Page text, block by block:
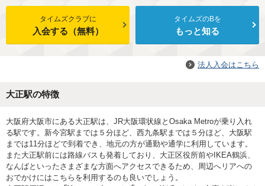
タイムズクラブに
入会する（無料）
タイムズのBを
もっと知る
法人入会はこちら
大正駅の特徴
大阪府大阪市にある大正駅は、JR大阪環状線とOsaka Metroが乗り入れ
る駅です。新今宮駅までは５分ほど、西九条駅までは５分ほど、大阪駅
までは11分ほどで到着でき、地元の方が通勤や通学に利用しています。
また大正駅前には路線バスも発着しており、大正区役所前やIKEA鶴浜、
なんばといったさまざまな方面へアクセスできるため、周辺へリアへの
おでかけにはこちらを利用するのも良いでしょう。